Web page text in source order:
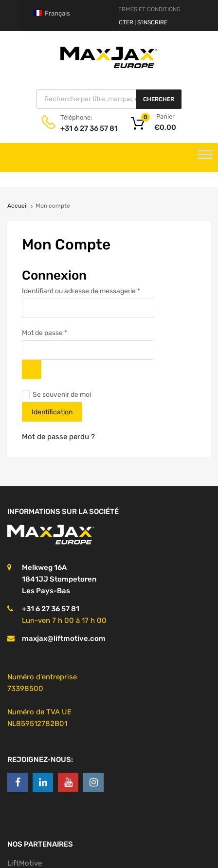
AVERTISSEMENT
TERMES ET CONDITIONS
SE CONNECTER S'INSCRIRE
CHERCHER
Téléphone:
+31 6 27 36 57 81
Panier
€0,00
0
Accueil Mon compte
Mon Compte
Connexion
Identifiant ou adresse de messagerie *
Mot de passe *
Se souvenir de moi
Identification
Mot de passe perdu ?
INFORMATIONS SUR LA SOCIÉTÉ
Melkweg 16A
1841JJ Stompetoren
Les Pays-Bas
+31 6 27 36 57 81
Lun-ven 7 h 00 à 17 h 00
maxjax@liftmotive.com
Numéro d'entreprise
73398500
Numéro de TVA UE
NL859512782B01
REJOIGNEZ-NOUS:
NOS PARTENAIRES
LiftMotive
Français